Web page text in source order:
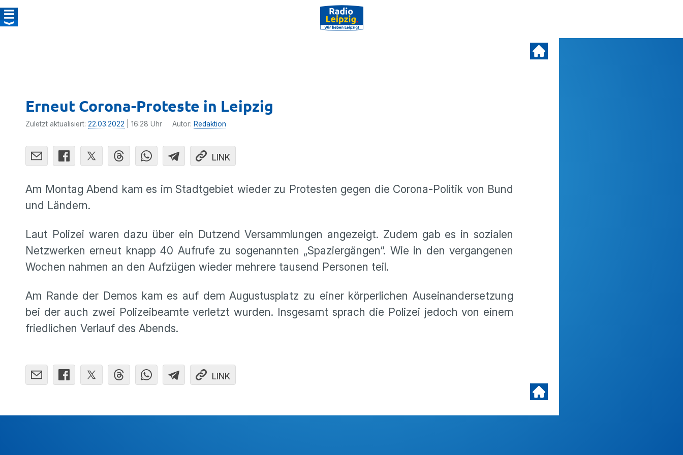
Erneut Corona-Proteste in Leipzig
Zuletzt aktualisiert: 22.03.2022 | 16:28 Uhr Autor: Redaktion
LINK
Am Montag Abend kam es im Stadtgebiet wieder zu Protesten gegen die Corona-Politik von Bund
und Ländern.
Laut Polizei waren dazu über ein Dutzend Versammlungen angezeigt. Zudem gab es in sozialen
Netzwerken erneut knapp 40 Aufrufe zu sogenannten „Spaziergängen“. Wie in den vergangenen
Wochen nahmen an den Aufzügen wieder mehrere tausend Personen teil.
Am Rande der Demos kam es auf dem Augustusplatz zu einer körperlichen Auseinandersetzung
bei der auch zwei Polizeibeamte verletzt wurden. Insgesamt sprach die Polizei jedoch von einem
friedlichen Verlauf des Abends.
LINK